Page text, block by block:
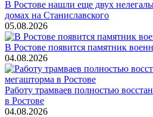
В Ростове нашли еще двух
домах на Станиславского
05.08.2026
В Ростове появится памятник
04.08.2026
Работу трамваев полностью
в Ростове
04.08.2026